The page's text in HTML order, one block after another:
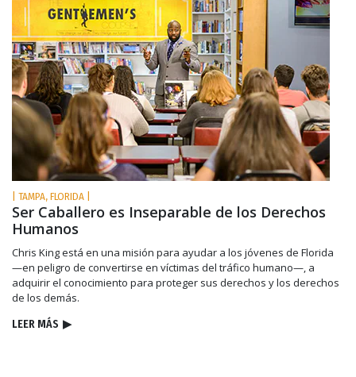
| TAMPA, FLORIDA |
Ser Caballero es Inseparable de los Derechos
Humanos
Chris King está en una misión para ayudar a los jóvenes de Florida
—en peligro de convertirse en víctimas del tráfico humano—, a
adquirir el conocimiento para proteger sus derechos y los derechos
de los demás.
LEER MÁS ▶